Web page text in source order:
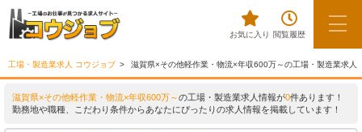
お気に入り 閲覧履歴
工場・製造業求人 コウジョブ 滋賀県×その他軽作業・物流×年収600万～の工場・製造業求人
滋賀県×その他軽作業・物流×年収600万～の工場・製造業求人情報が0件あります！
勤務地や職種、こだわり条件からあなたにぴったりの求人情報を掲載しています！